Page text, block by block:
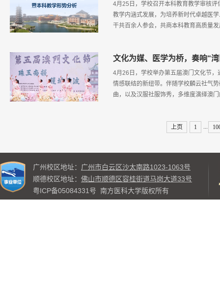
4月25日，学校召开本科教育教学审核
教学内涵式发展，为培养新时代卓越医
干共百余人参会，共商本科教育高质量
文化为媒、医学为桥，奏响“
4月26日，学校举办第五届澳门文化节
情感联结的新纽带。伴随学校麟云社气
曲，以及汉服社服饰秀，多维度演绎澳
上页 1
广州校区地址： 广州市白云区沙太南路1023-1063号
顺德校区地址： 佛山市顺德区容桂街道马岗大道33号
粤ICP备05084331号
南方医科大学版权所有